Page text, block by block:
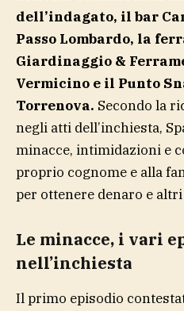
dell’indagato, il bar
Passo Lombardo, la
Giardinaggio &
Vermicino e il Punto
Torrenova. Secondo la
negli atti dell’inchiesta,
minacce, intimidazioni e
proprio cognome e alla
per ottenere denaro e
Le minacce, i vari
nell’inchiesta
Il primo episodio